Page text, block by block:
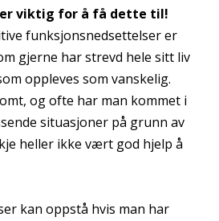
er viktig for å få dette til!
funksjonsnedsettelser er
gjerne har strevd hele sitt liv
oppleves som vanskelig.
og ofte har man kommet i
situasjoner på grunn av
heller ikke vært god hjelp å
kan oppstå hvis man har